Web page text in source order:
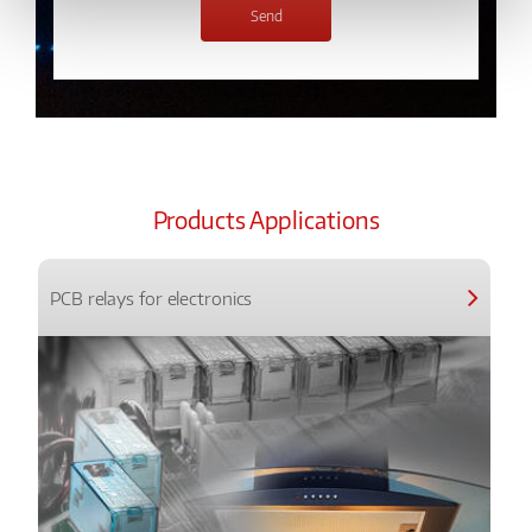
Products Applications
PCB relays for electronics